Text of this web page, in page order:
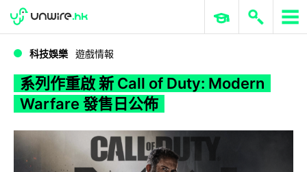
WWDC 2026 ERP 與商業 AI
科技娛樂 遊戲情報
系列作重啟 新 Call of Duty: Modern
Warfare 發售日公佈